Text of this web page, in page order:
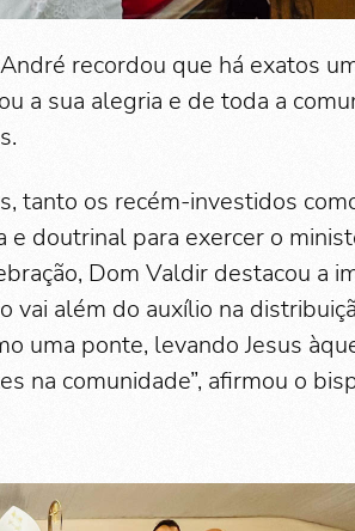
recordou que há exatos
a sua alegria e de toda a
tanto os recém-investidos
doutrinal para exercer o
Dom Valdir destacou a
vai além do auxílio na
uma ponte, levando Jesus
na comunidade”, afirmou o